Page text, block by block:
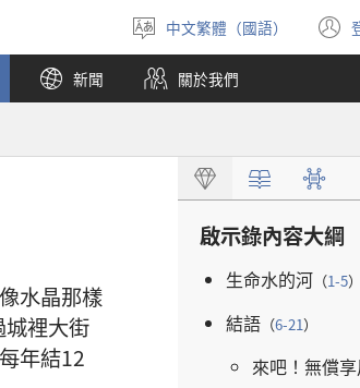
選
擇
語
言
中文繁體（國語）
新聞 關於我們
像水晶那樣
城裡大街
每年結12
啟示錄內容大綱
生命水的河 （1-5
結語 （6-21）
來吧 ！ 無償